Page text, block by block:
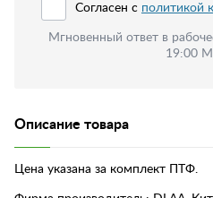
Согласен с политикой
Мгновенный ответ в
19:00
Описание товара
Цена указана за комплект ПТФ.